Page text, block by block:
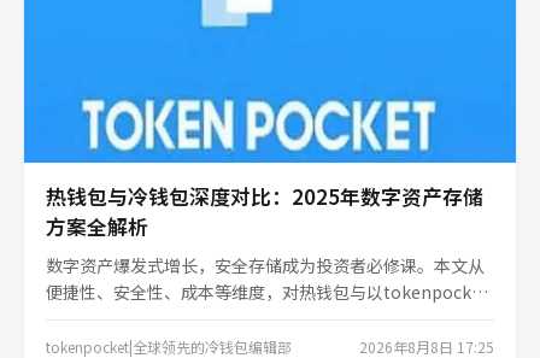
热钱包与冷钱包深度对比：2025年数字资产存储
方案全解析
数字资产爆发式增长，安全存储成为投资者必修课。本文从
便捷性、安全性、成本等维度，对热钱包与以tokenpocket
之间找到最佳平衡点，守护来之不易的财富。
tokenpocket|全球领先的冷钱包编辑部 2026年8月8日 17:25